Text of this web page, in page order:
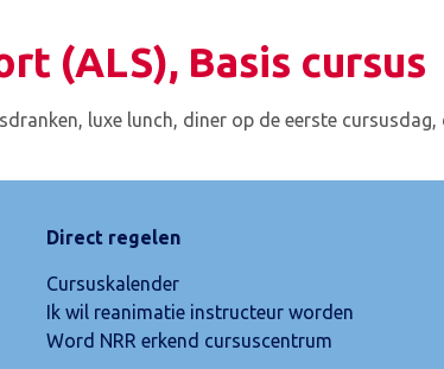
(ALS), Basis cursus
luxe lunch, diner op de eerste cursusdag,
Direct regelen
Cursuskalender
Ik wil reanimatie instructeur worden
Word NRR erkend cursuscentrum